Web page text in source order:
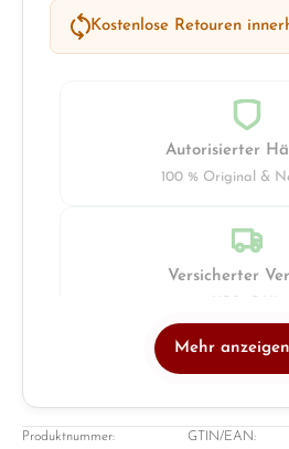
Kostenlose Retouren
Autorisierter
100 % Original &
Versicherter
Ladengeschäft in
Mehr anzeigen
Produktnummer: GTIN/EAN: